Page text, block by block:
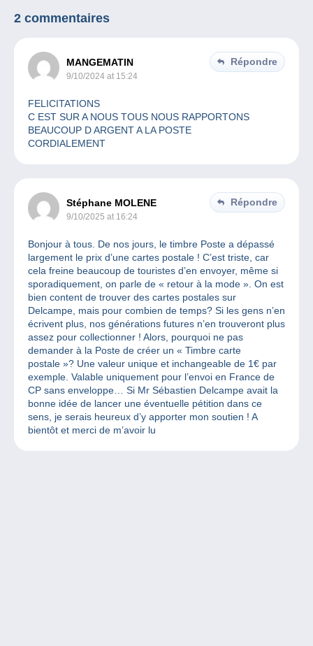
2 commentaires
MANGEMATIN
9/10/2024 at 15:24
Répondre
FELICITATIONS
C EST SUR A NOUS TOUS NOUS RAPPORTONS
BEAUCOUP D ARGENT A LA POSTE
CORDIALEMENT
Stéphane MOLENE
9/10/2025 at 16:24
Répondre
Bonjour à tous. De nos jours, le timbre Poste a dépassé
largement le prix d’une cartes postale ! C’est triste, car
cela freine beaucoup de touristes d’en envoyer, même si
sporadiquement, on parle de « retour à la mode ». On est
bien content de trouver des cartes postales sur
Delcampe, mais pour combien de temps? Si les gens n’en
écrivent plus, nos générations futures n’en trouveront plus
assez pour collectionner ! Alors, pourquoi ne pas
demander à la Poste de créer un « Timbre carte
postale »? Une valeur unique et inchangeable de 1€ par
exemple. Valable uniquement pour l’envoi en France de
CP sans enveloppe… Si Mr Sébastien Delcampe avait la
bonne idée de lancer une éventuelle pétition dans ce
sens, je serais heureux d’y apporter mon soutien ! A
bientôt et merci de m’avoir lu